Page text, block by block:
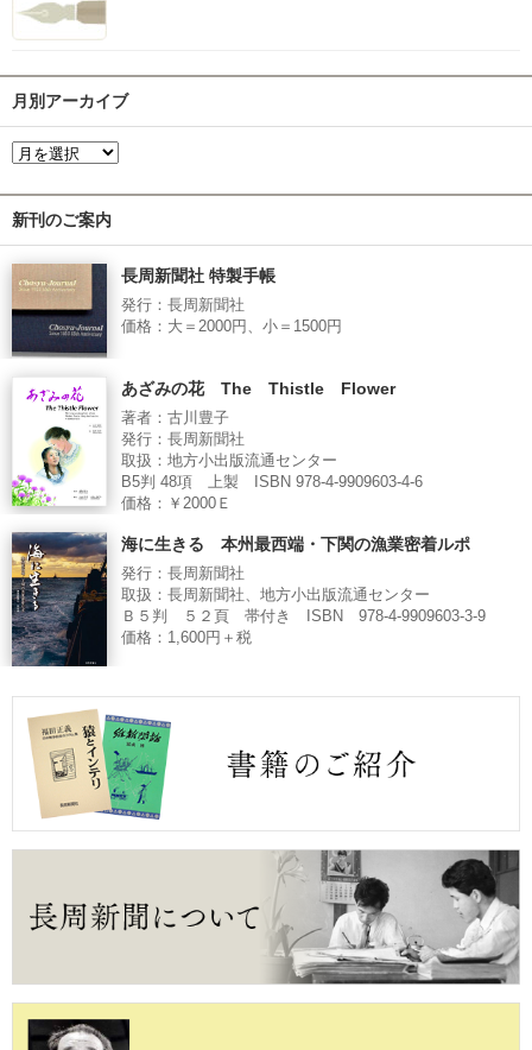
月別アーカイブ
新刊のご案内
長周新聞社 特製手帳
発行：長周新聞社
価格：大＝2000円、小＝1500円
あざみの花 The Thistle Flower
著者：古川豊子
発行：長周新聞社
取扱：地方小出版流通センター
B5判 48項 上製 ISBN 978-4-9909603-4-6
価格：￥2000Ｅ
海に生きる 本州最西端・下関の漁業密着ルポ
発行：長周新聞社
取扱：長周新聞社、地方小出版流通センター
Ｂ５判 ５２頁 帯付き ISBN 978-4-9909603-3-9
価格：1,600円＋税